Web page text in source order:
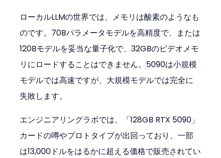
ローカルLLMの世界では、メモリは酸素のようなも
のです。70Bパラメータモデルを高精度で、または
120Bモデルを妥当な量子化で、32GBのビデオメモ
リにロードすることはできません。5090は小規模
モデルでは高速ですが、大規模モデルでは完全に
失敗します。
エンジニアリングラボでは、「128GB RTX 5090」
カードの噂やプロトタイプが出回っており、一部
は13,000ドルをはるかに超える価格で販売されてい